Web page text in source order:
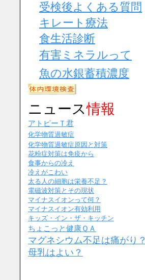
受検後よくある質問
キレート療法
食生活診断
有害ミネラルって
魚の水銀蓄積濃度
ニュース情報
アトピーＴ君
化学物質過敏症
化学物質過敏症原因と対策
花粉症対策は免疫から
食事からの冷え
冷えがこわい
太る人の細胞は栄養不足？
電磁波対策とその現状
マイナスイオンって何？
マイナスイオン有効利用
キッズ・イン・ザ・キッチン
ちょこっと健康ＱＡ
マグネシウム不足は痛がり？
母乳はよい？